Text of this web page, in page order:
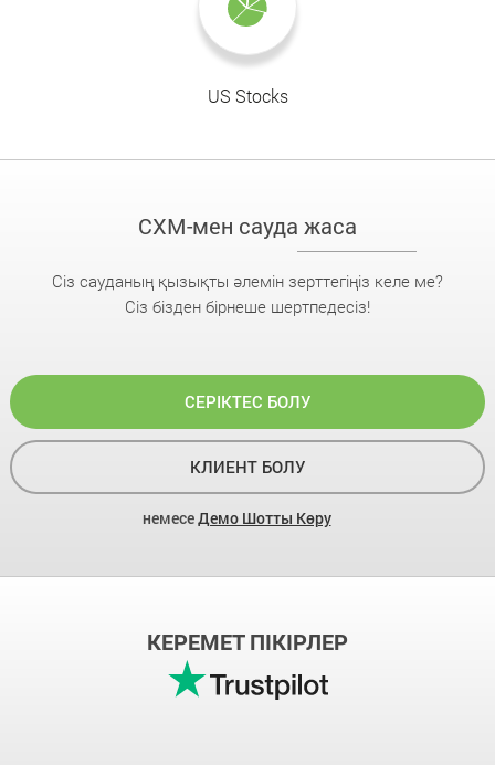
US Stocks
CXM-мен сауда жаса
Сіз сауданың қызықты әлемін зерттегіңіз келе ме?
Сіз бізден бірнеше шертпедесіз!
СЕРІКТЕС БОЛУ
КЛИЕНТ БОЛУ
немесеДемо Шотты Көру
КЕРЕМЕТ ПІКІРЛЕР